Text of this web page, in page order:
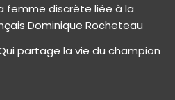
femme discrète liée à la
Dominique Rocheteau
partage la vie du champion